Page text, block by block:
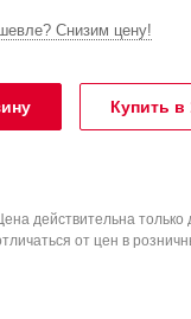
Снизим цену!
Купить в
действительна
от цен в